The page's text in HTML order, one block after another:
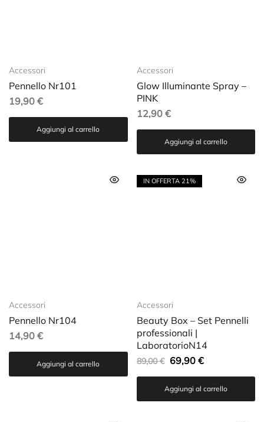
Accessori
Pennello Nr101
19,90 €
Aggiungi al carrello
Accessori
Glow Illuminante Spray –
PINK
12,90 €
Aggiungi al carrello
Accessori
Pennello Nr104
14,90 €
Aggiungi al carrello
IN OFFERTA21%
Accessori
Beauty Box – Set Pennelli
professionali |
LaboratorioN14
89,00€ 69,90 €
Aggiungi al carrello